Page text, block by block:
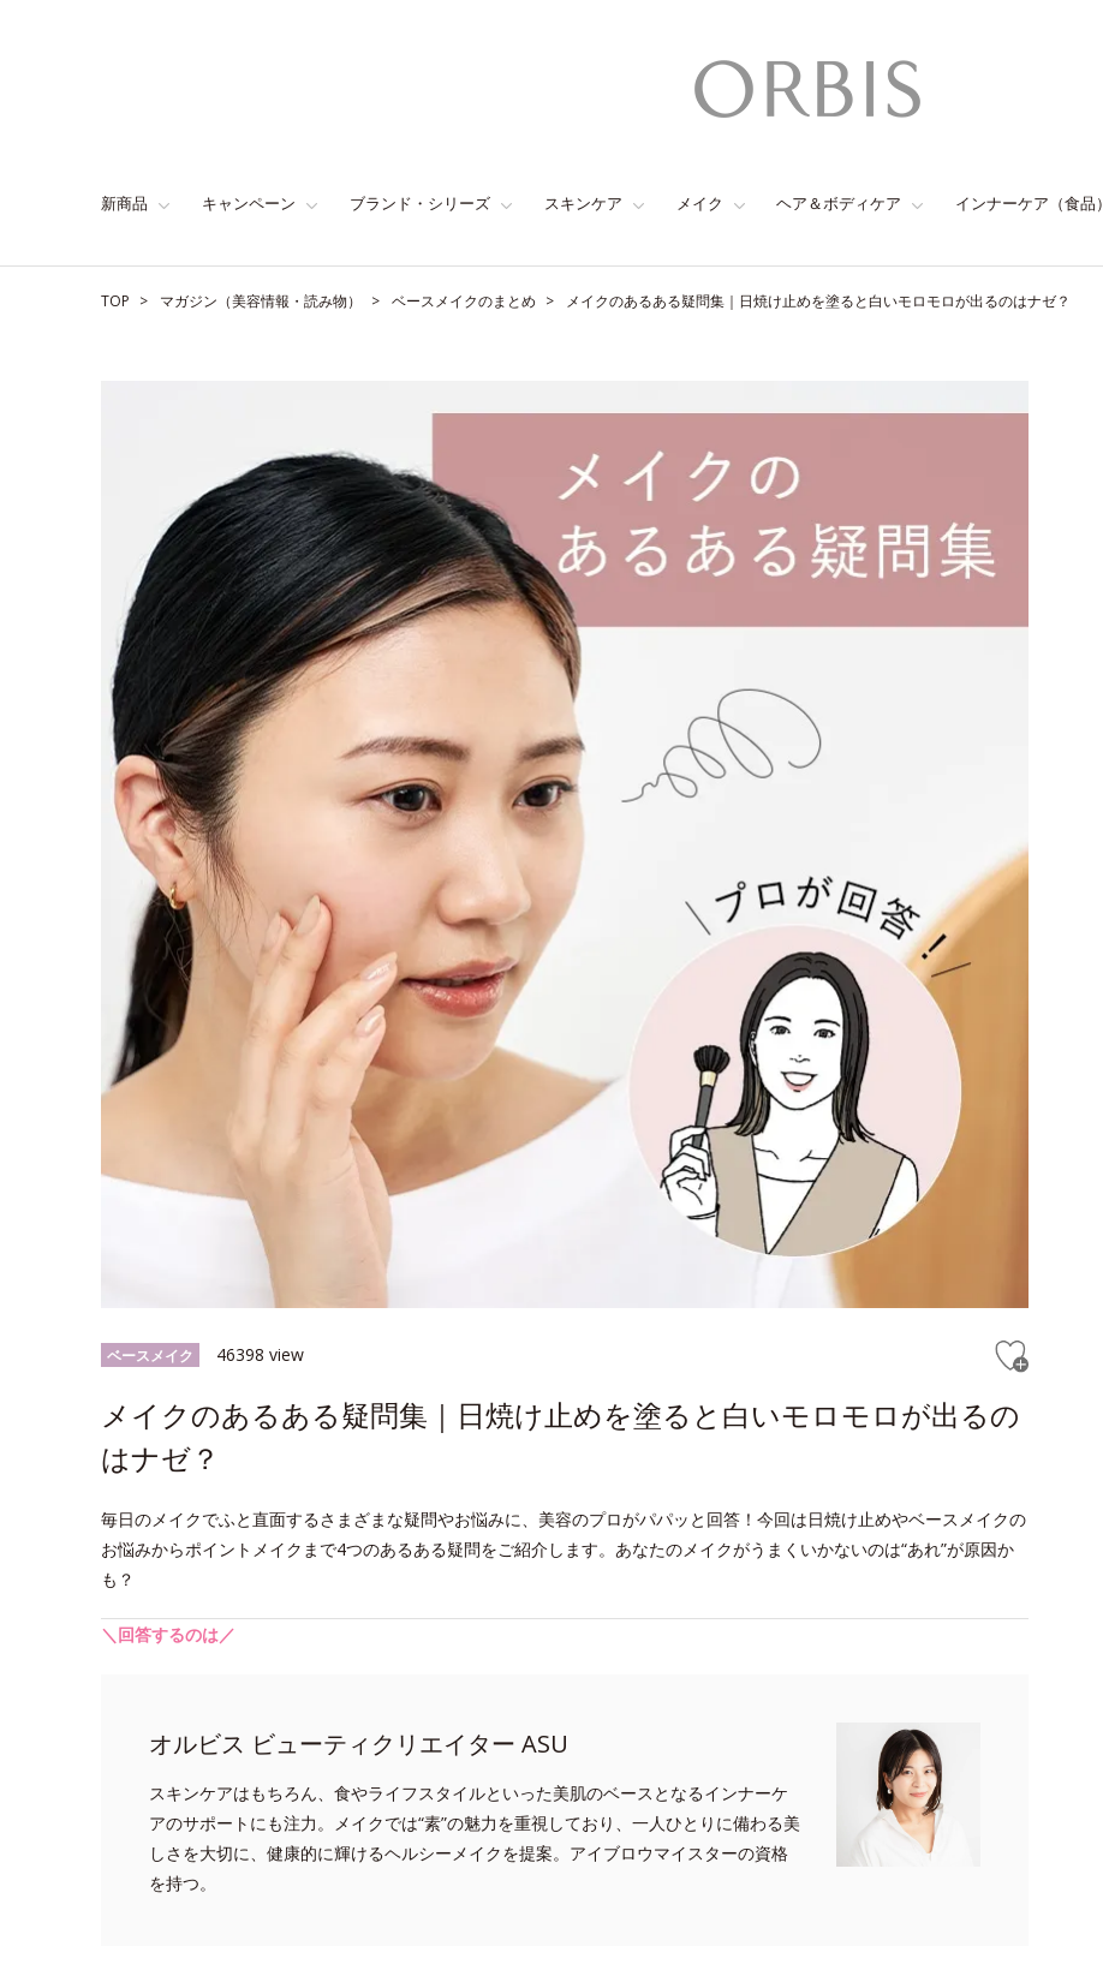
新商品 キャンペーン ブランド・シリーズ スキンケア メイク ヘア＆ボディケア インナーケア（食品）
TOP マガジン（美容情報・読み物） ベースメイクのまとめ メイクのあるある疑問集｜日焼け止めを塗ると白いモロモロが出るのはナゼ？
ベースメイク 46398 view
メイクのあるある疑問集｜日焼け止めを塗ると白いモロモロが出るの
はナゼ？
毎日のメイクでふと直面するさまざまな疑問やお悩みに、美容のプロがパパッと回答！今回は日焼け止めやベースメイクの
お悩みからポイントメイクまで4つのあるある疑問をご紹介します。あなたのメイクがうまくいかないのは“あれ”が原因か
も？
＼回答するのは／
オルビス ビューティクリエイター ASU
スキンケアはもちろん、食やライフスタイルといった美肌のベースとなるインナーケ
アのサポートにも注力。メイクでは“素”の魅力を重視しており、一人ひとりに備わる美
しさを大切に、健康的に輝けるヘルシーメイクを提案。アイブロウマイスターの資格
を持つ。